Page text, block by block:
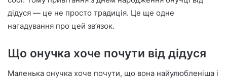
дідуся — це не просто традиція. Це ще одне
нагадування про цей зв’язок.
Що онучка хоче почути від дідуся
Маленька онучка хоче почути, що вона найулюбленіша і